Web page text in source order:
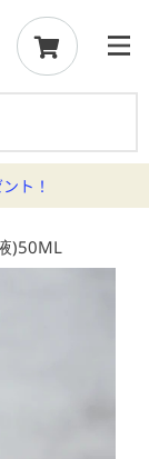
ト！
)50ML